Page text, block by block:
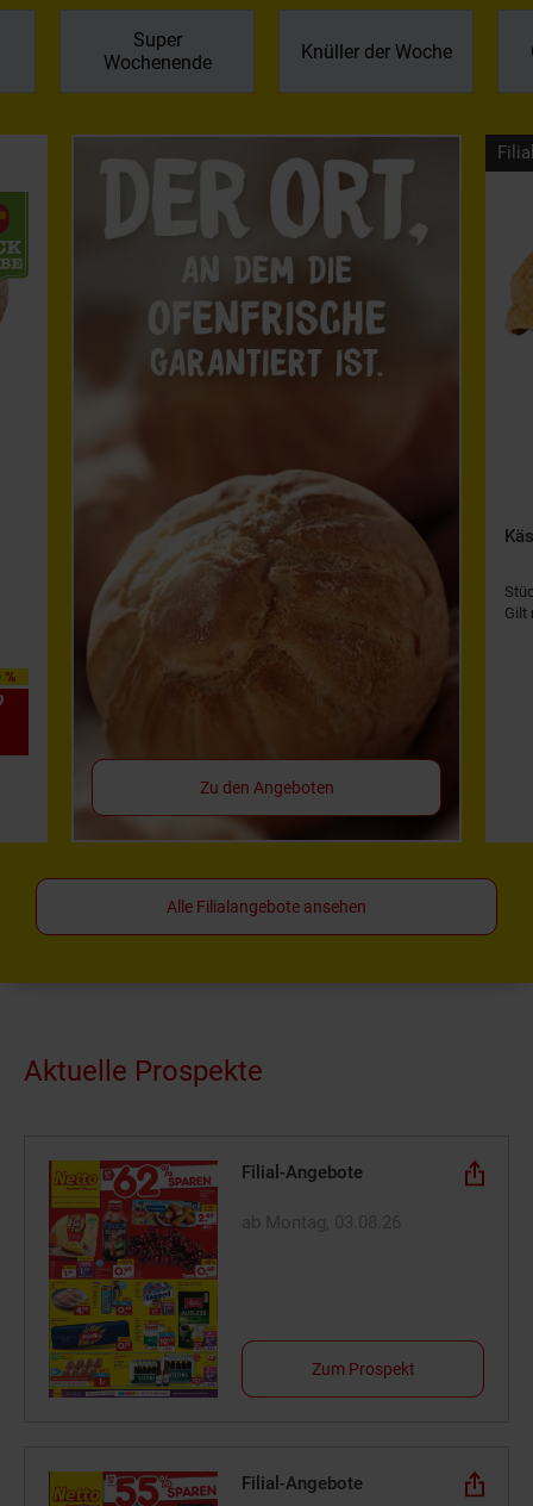
Super
Wochenende
Knüller der Woche
%
Zu den Angeboten
Gilt
Alle Filialangebote ansehen
Aktuelle Prospekte
Filial-Angebote
Zum Prospekt
Filial-Angebote